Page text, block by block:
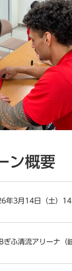
ン概要
年3月14日（土）
ぎふ清流アリーナ（